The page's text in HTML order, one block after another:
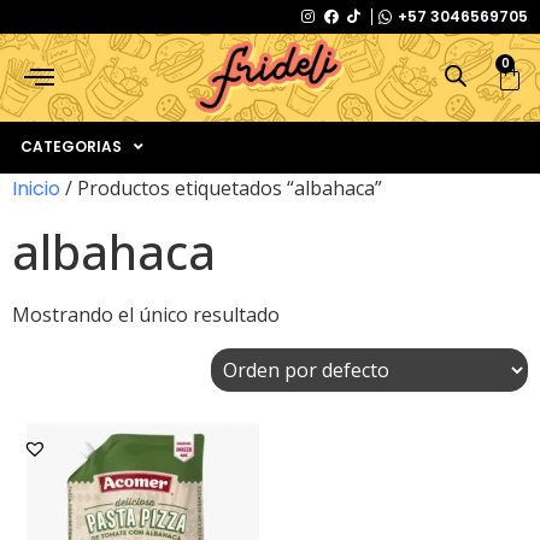
+57 3046569705
0
CATEGORIAS
Inicio / Productos etiquetados “albahaca”
albahaca
Mostrando el único resultado